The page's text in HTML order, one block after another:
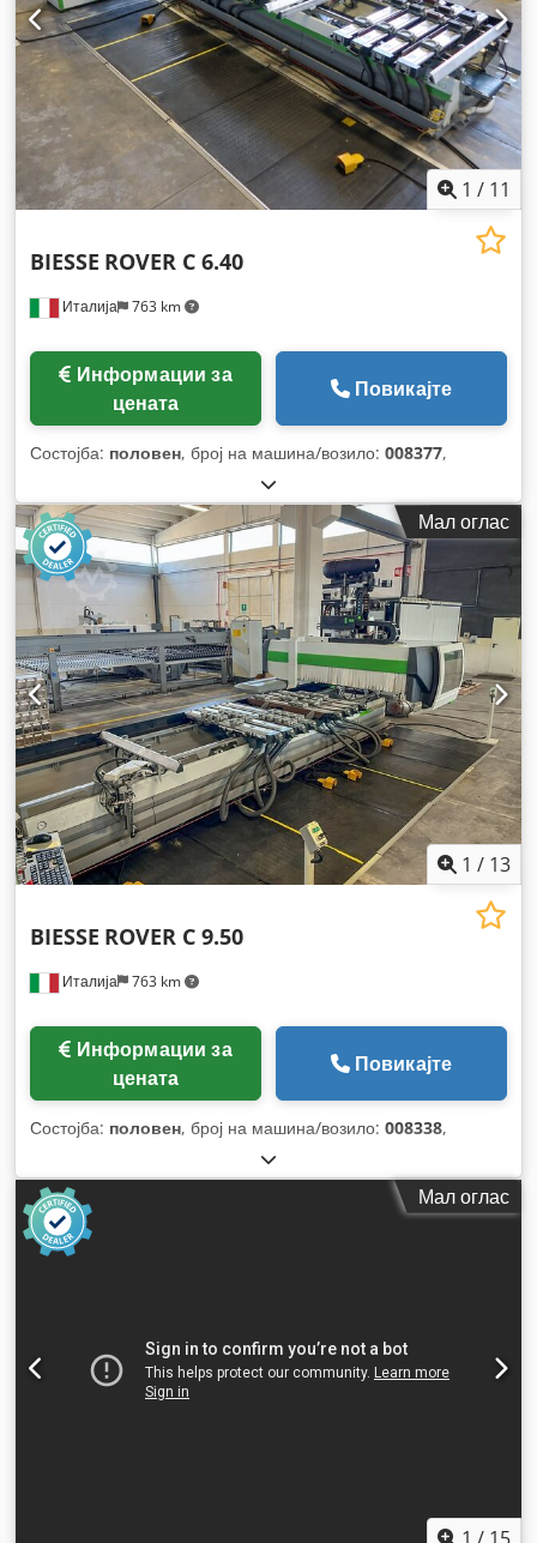
1 / 11
Италија 763 km
BIESSE ROVER C 6.40
цената
Повикајте
Состојба: половен, број на машина/возило: 008377,
Мал оглас
1 / 13
Италија 763 km
BIESSE ROVER C 9.50
цената
Повикајте
Состојба: половен, број на машина/возило: 008338,
Мал оглас